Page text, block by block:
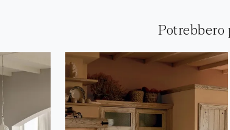
Potrebbero